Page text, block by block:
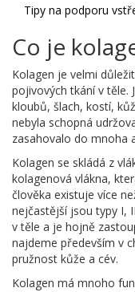
Tipy na podporu
Co je
Kolagen je velmi
pojivových tkání v těle.
kloubů, šlach, kostí,
nebyla schopná
zasahovalo do mnoha
Kolagen se skládá z
kolagenová vlákna,
člověka existuje více
nejčastější jsou typy I,
v těle a je hojně
najdeme především v
pružnost kůže a cév.
Kolagen má mnoho